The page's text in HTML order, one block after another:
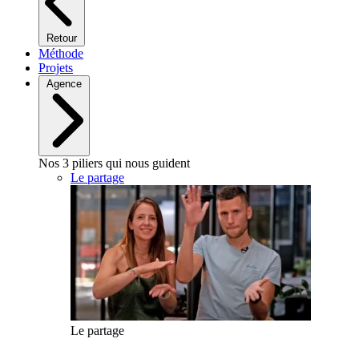
Retour
Méthode
Projets
Agence
Nos 3 piliers qui nous guident
Le partage
Le partage